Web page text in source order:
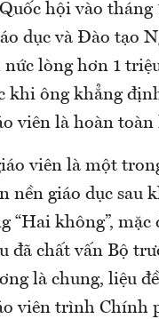
hội vào tháng
dục và Đào tạo
lòng hơn 1
khi ông khẳng
viên là hoàn
viên là một
nền giáo dục sau
“Hai không”, mặc
đã chất vấn Bộ
là chung, liệu
viên trình Chính